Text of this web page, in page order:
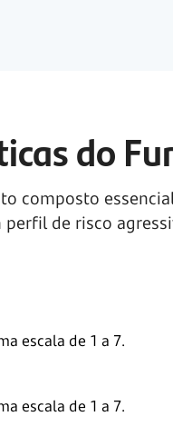
do
composto
de risco
escala de 1 a 7.
escala de 1 a 7.